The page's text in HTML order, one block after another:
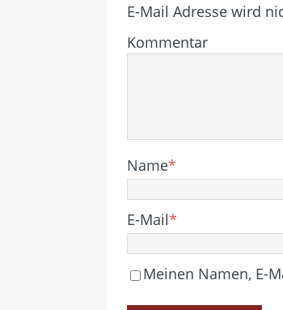
E-Mail Adresse wird
Kommentar
Name*
E-Mail*
Meinen Namen, E-